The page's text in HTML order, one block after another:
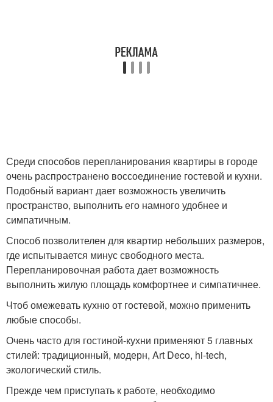
Среди способов перепланирования квартиры в городе
очень распространено воссоединение гостевой и кухни.
Подобный вариант дает возможность увеличить
пространство, выполнить его намного удобнее и
симпатичным.
Способ позволителен для квартир небольших размеров,
где испытывается минус свободного места.
Перепланировочная работа дает возможность
выполнить жилую площадь комфортнее и симпатичнее.
Чтоб омежевать кухню от гостевой, можно применить
любые способы.
Очень часто для гостиной-кухни применяют 5 главных
стилей: традиционный, модерн, Art Deco, hi-tech,
экологический стиль.
Прежде чем приступать к работе, необходимо